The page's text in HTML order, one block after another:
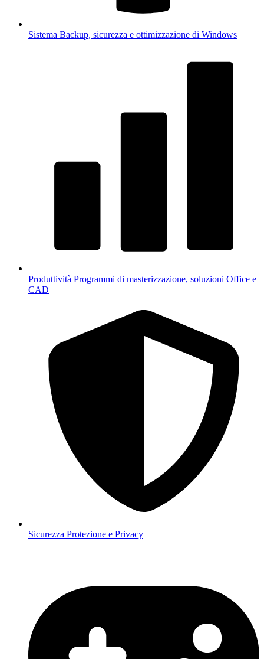
Sistema Backup, sicurezza e ottimizzazione di Windows
Produttività Programmi di masterizzazione, soluzioni Office e
CAD
Sicurezza Protezione e Privacy